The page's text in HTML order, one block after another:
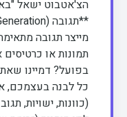
מייצר תגובה
תמונות או כרטיסים
בפועל? דמיינו
כל לבנה בעצמכם,
(כוונות, ישויות,